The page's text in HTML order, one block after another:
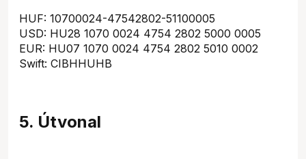
HUF: 10700024-47542802-51100005
USD: HU28 1070 0024 4754 2802 5000 0005
EUR: HU07 1070 0024 4754 2802 5010 0002
Swift: CIBHHUHB
5. Útvonal